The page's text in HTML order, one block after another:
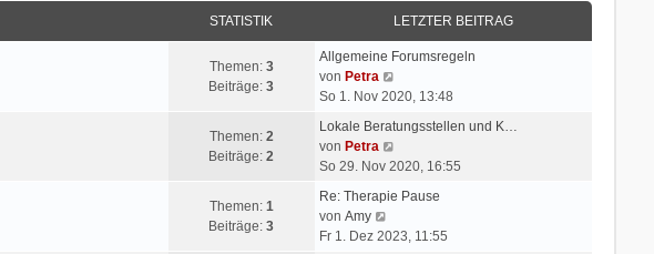
STATISTIK LETZTER BEITRAG
Themen: 3
Beiträge:3
Allgemeine Forumsregeln
von Petra
e
e
t
e
B
So 1. Nov 2020, 13:48
Themen: 2
Beiträge:2
Lokale Beratungsstellen und K…
von Petra
e
e
t
So 29. Nov 2020, 16:55
Themen: 1
Beiträge:3
Re: Therapie Pause
von Amy
e
Fr 1. Dez 2023, 11:55